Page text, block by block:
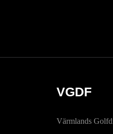
VGDF
Värmlands